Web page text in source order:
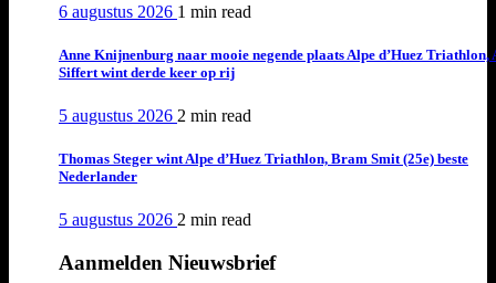
6 augustus 2026 1 min read
Anne Knijnenburg naar mooie negende plaats Alpe d’Huez Triathlon,
Siffert wint derde keer op rij
5 augustus 2026 2 min read
Thomas Steger wint Alpe d’Huez Triathlon, Bram Smit (25e) beste
Nederlander
5 augustus 2026 2 min read
Aanmelden Nieuwsbrief